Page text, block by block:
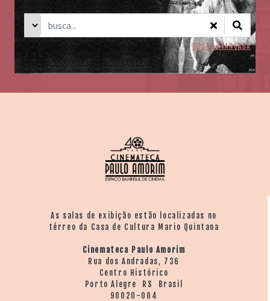
BUSCA AVANÇADA
As salas de exibição estão localizadas no
térreo da Casa de Cultura Mario Quintana
Cinemateca Paulo Amorim
Rua dos Andradas, 736
Centro Histórico
Porto Alegre RS Brasil
90020-004